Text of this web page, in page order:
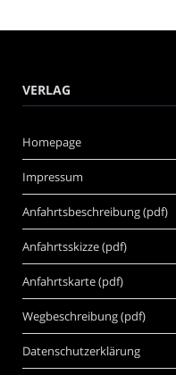
VERLAG
Homepage
Impressum
Anfahrtsbeschreibung (pdf)
Anfahrtsskizze (pdf)
Anfahrtskarte (pdf)
Wegbeschreibung (pdf)
Datenschutzerklärung